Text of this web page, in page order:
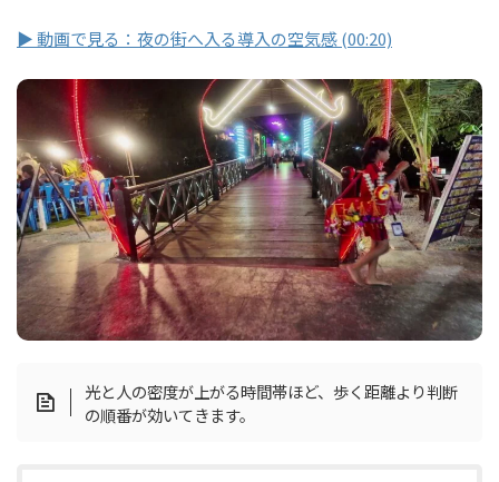
▶ 動画で見る：夜の街へ入る導入の空気感 (00:20)
光と人の密度が上がる時間帯ほど、歩く距離より判断
の順番が効いてきます。